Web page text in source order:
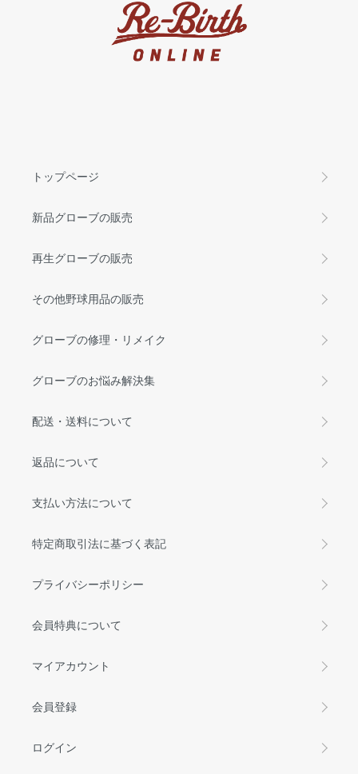
トップページ
新品グローブの販売
再生グローブの販売
その他野球用品の販売
グローブの修理・リメイク
グローブのお悩み解決集
配送・送料について
返品について
支払い方法について
特定商取引法に基づく表記
プライバシーポリシー
会員特典について
マイアカウント
会員登録
ログイン